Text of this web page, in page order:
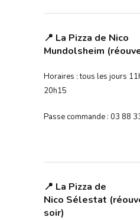
📍 La Pizza de Nico
Mundolsheim
Horaires : tous les jours
20h15
Passe commande : 03 88
📍 La Pizza de
Nico Sélestat
soir)